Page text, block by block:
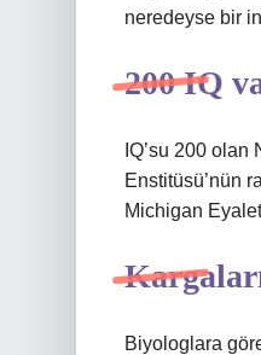
neredeyse bir
200 IQ
IQ’su 200 olan
Enstitüsü’nün
Michigan
Biyologlara